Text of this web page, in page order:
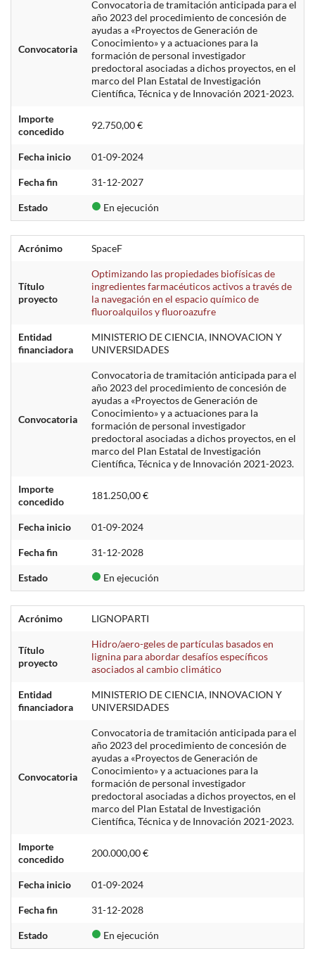
Convocatoria
Convocatoria de tramitación anticipada para el
año 2023 del procedimiento de concesión de
ayudas a «Proyectos de Generación de
Conocimiento» y a actuaciones para la
formación de personal investigador
predoctoral asociadas a dichos proyectos, en el
marco del Plan Estatal de Investigación
Científica, Técnica y de Innovación 2021-2023.
Importe
concedido
92.750,00 €
Fecha inicio 01-09-2024
Fecha fin 31-12-2027
Estado En ejecución
Acrónimo SpaceF
Título
proyecto
Optimizando las propiedades biofísicas de
ingredientes farmacéuticos activos a través de
la navegación en el espacio químico de
fluoroalquilos y fluoroazufre
Entidad
financiadora
MINISTERIO DE CIENCIA, INNOVACION Y
UNIVERSIDADES
Convocatoria
Convocatoria de tramitación anticipada para el
año 2023 del procedimiento de concesión de
ayudas a «Proyectos de Generación de
Conocimiento» y a actuaciones para la
formación de personal investigador
predoctoral asociadas a dichos proyectos, en el
marco del Plan Estatal de Investigación
Científica, Técnica y de Innovación 2021-2023.
Importe
concedido
181.250,00 €
Fecha inicio 01-09-2024
Fecha fin 31-12-2028
Estado En ejecución
Acrónimo LIGNOPARTI
Título
proyecto
Hidro/aero-geles de partículas basados en
lignina para abordar desafíos específicos
asociados al cambio climático
Entidad
financiadora
MINISTERIO DE CIENCIA, INNOVACION Y
UNIVERSIDADES
Convocatoria
Convocatoria de tramitación anticipada para el
año 2023 del procedimiento de concesión de
ayudas a «Proyectos de Generación de
Conocimiento» y a actuaciones para la
formación de personal investigador
predoctoral asociadas a dichos proyectos, en el
marco del Plan Estatal de Investigación
Científica, Técnica y de Innovación 2021-2023.
Importe
concedido
200.000,00 €
Fecha inicio 01-09-2024
Fecha fin 31-12-2028
Estado En ejecución